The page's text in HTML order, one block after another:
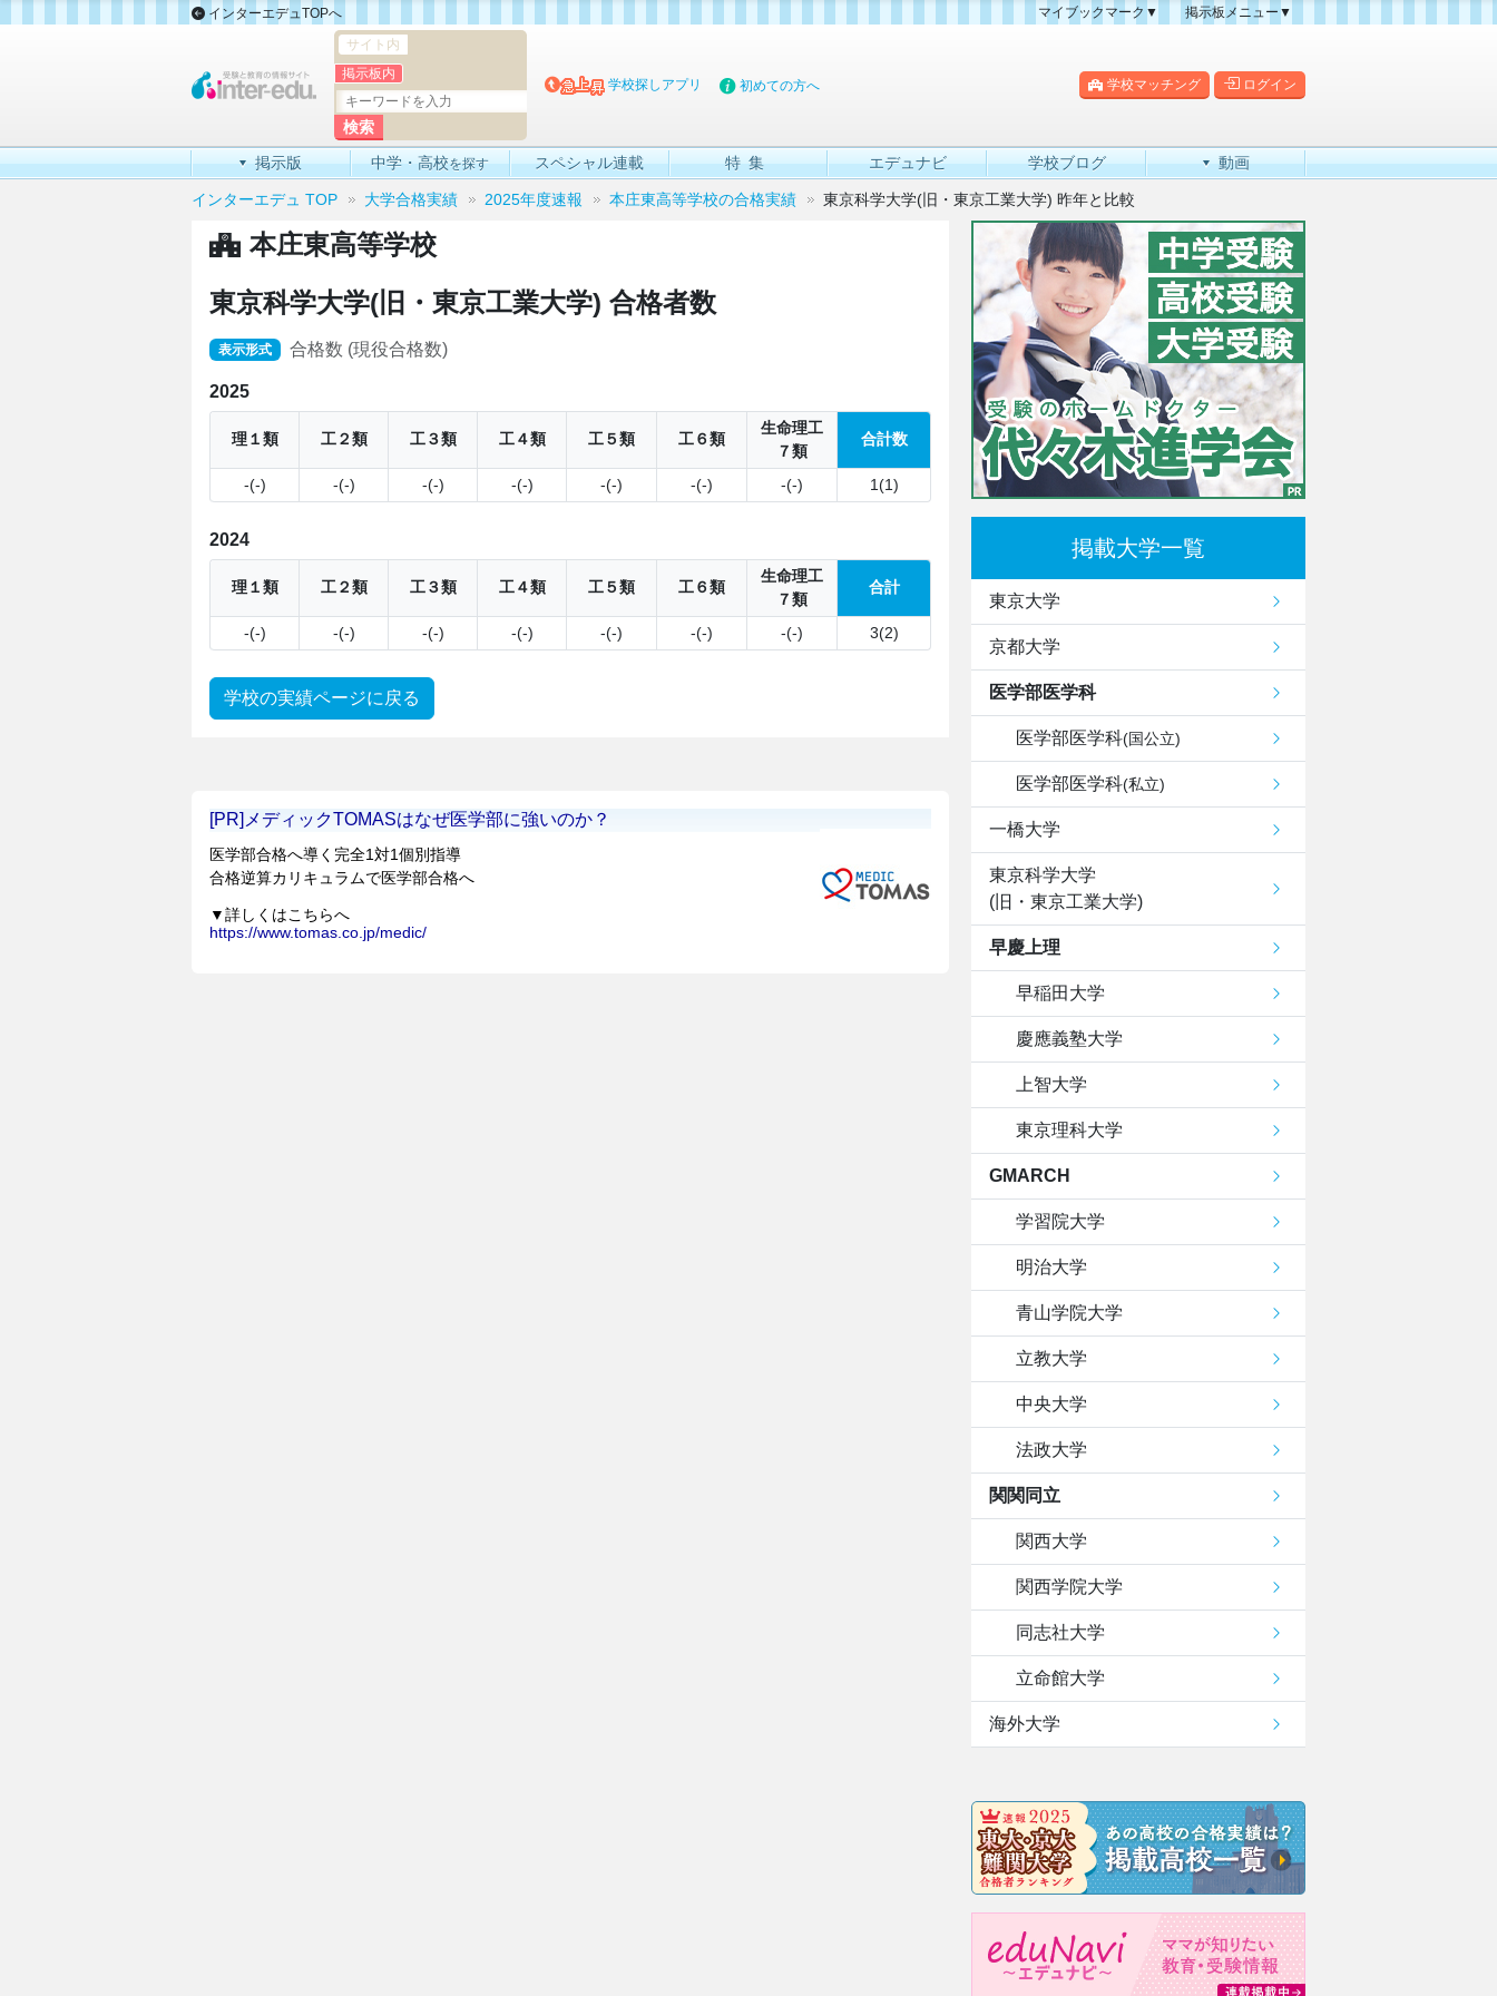
インターエデュTOPへ
マイブックマーク▼
掲示板メニュー▼
掲示板マップ
新着書き込み一覧
学校マッチング ログイン
サイト内
掲示板内
学校探しアプリ 初めての方へ
掲示版 中学・高校を探す スペシャル連載 特集 エデュナビ 学校ブログ 動画
インターエデュ TOP 大学合格実績 2025年度速報 本庄東高等学校の合格実績 東京科学大学(旧・東京工業大学) 昨年と比較
本庄東高等学校
東京科学大学(旧・東京工業大学) 合格者数
表示形式 合格数 (現役合格数)
2025
理１類 工２類 工３類 工４類 工５類 工６類
生命理工
７類
合計数
-(-) -(-) -(-) -(-) -(-) -(-) -(-) 1(1)
2024
理１類 工２類 工３類 工４類 工５類 工６類
生命理工
７類
合計
-(-) -(-) -(-) -(-) -(-) -(-) -(-) 3(2)
学校の実績ページに戻る
掲載大学一覧
東京大学
京都大学
医学部医学科
医学部医学科(国公立)
医学部医学科(私立)
一橋大学
東京科学大学
(旧・東京工業大学)
早慶上理
早稲田大学
慶應義塾大学
上智大学
東京理科大学
GMARCH
学習院大学
明治大学
青山学院大学
立教大学
中央大学
法政大学
関関同立
関西大学
関西学院大学
同志社大学
立命館大学
海外大学